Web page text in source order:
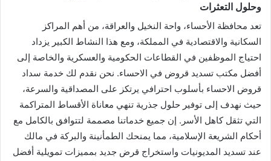
وحلول التعثرات
تعد محافظة الأحساء، واحة النخيل والعراقة، من أهم المراكز
السكانية والاقتصادية في المملكة، ومع هذا النشاط الكبير يزداد
احتياج الموظفين في القطاعات الحكومية والعسكرية والخاصة إلى
أفضل مكتب تسديد قروض في الاحساء. نحن نقدم لك خدمة سداد
قروض الاحساء بأسلوب احترافي يرتكز على المصداقية والسرعة،
حيث نهدف إلى توفير حلول جذرية تنهي معاناة الأقساط المتراكمة
التي تثقل كاهل الأسر. إن جميع خدماتنا مصممة لتتوافق بالكامل مع
أحكام الشريعة الإسلامية، مما يمنحك الطمأنينة والبركة في مالك
عند تسديد المديونيات واستخراج قرض جديد بمميزات تمويلية أفضل